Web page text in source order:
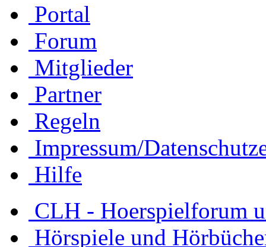
Portal
Forum
Mitglieder
Partner
Regeln
Impressum/
Hilfe
CLH - Hoerspielforum
Hörspiele und